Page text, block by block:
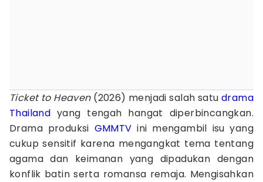
Ticket to Heaven (2026) menjadi salah satu drama
Thailand yang tengah hangat diperbincangkan.
Drama produksi GMMTV ini mengambil isu yang
cukup sensitif karena mengangkat tema tentang
agama dan keimanan yang dipadukan dengan
konflik batin serta romansa remaja. Mengisahkan